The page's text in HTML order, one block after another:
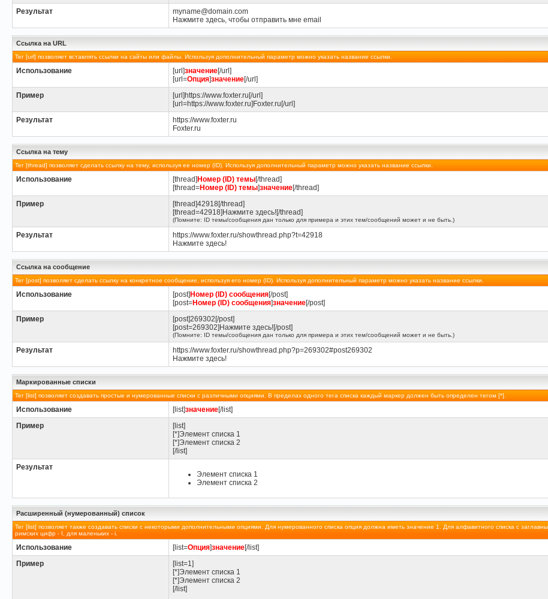
Результат
myname@domain.com
Нажмите здесь, чтобы отправить мне email
Ссылка на URL
Тег [url] позволяет вставлять ссылки на сайты или файлы. Используя дополнительный параметр можно указать название ссылки.
Использование [url]значение[/url]
[url=Опция]значение[/url]
Пример
[url]https://www.foxter.ru[/url]
[url=https://www.foxter.ru]Foxter.ru[/url]
Результат
https://www.foxter.ru
Foxter.ru
Ссылка на тему
Тег [thread] позволяет сделать ссылку на тему, используя ее номер (ID). Используя дополнительный параметр можно указать название ссылки.
Использование [thread] Номер (ID) темы[/thread]
[thread=Номер (ID) темы]значение[/thread]
Пример
[thread]42918[/thread]
[thread=42918]Нажмите здесь![/thread]
(Помните: ID темы/сообщения дан только для примера и этих тем/сообщений может и не быть.)
Результат
https://www.foxter.ru/showthread.php?t=42918
Нажмите здесь!
Ссылка на сообщение
Тег [post] позволяет сделать ссылку на конкретное сообщение, используя его номер (ID). Используя дополнительный параметр можно указать название ссылки.
Использование [post] Номер (ID) сообщения[/post]
[post=Номер (ID) сообщения]значение[/post]
Пример
[post]269302[/post]
[post=269302]Нажмите здесь![/post]
(Помните: ID темы/сообщения дан только для примера и этих тем/сообщений может и не быть.)
Результат
https://www.foxter.ru/showthread.php?p=269302#post269302
Нажмите здесь!
Маркированные списки
Тег [list] позволяет создавать простые и нумерованные списки с различными опциями. В пределах одного тега списка каждый маркер должен быть определен тегом [*].
Использование [list]значение[/list]
Пример
[list]
[*]Элемент списка 1
[*]Элемент списка 2
[/list]
Результат
Элемент списка 1
Элемент списка 2
Расширенный (нумерованный) список
Тег [list] позволяет также создавать списки с некоторыми дополнительными опциями. Для нумерованного списка опция должна иметь значение 1. Для алфавитного списка с
римских цифр - I, для маленьких - i.
Использование [list=Опция]значение[/list]
Пример
[list=1]
[*]Элемент списка 1
[*]Элемент списка 2
[/list]